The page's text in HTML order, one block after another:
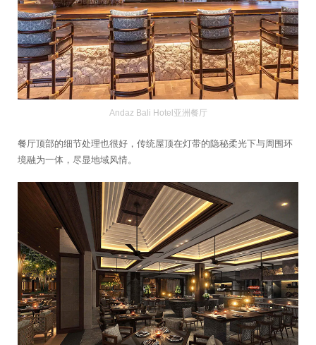
Andaz Bali Hotel亚洲餐厅
餐厅顶部的细节处理也很好，传统屋顶在灯带的隐秘柔光下与周围环
境融为一体，尽显地域风情。